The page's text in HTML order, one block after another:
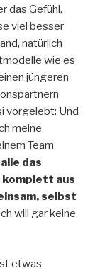
das Gefühl,
viel besser
natürlich
wie es
jüngeren
vorgelebt: Und
meine
Team
das
komplett aus
selbst
will gar keine
etwas